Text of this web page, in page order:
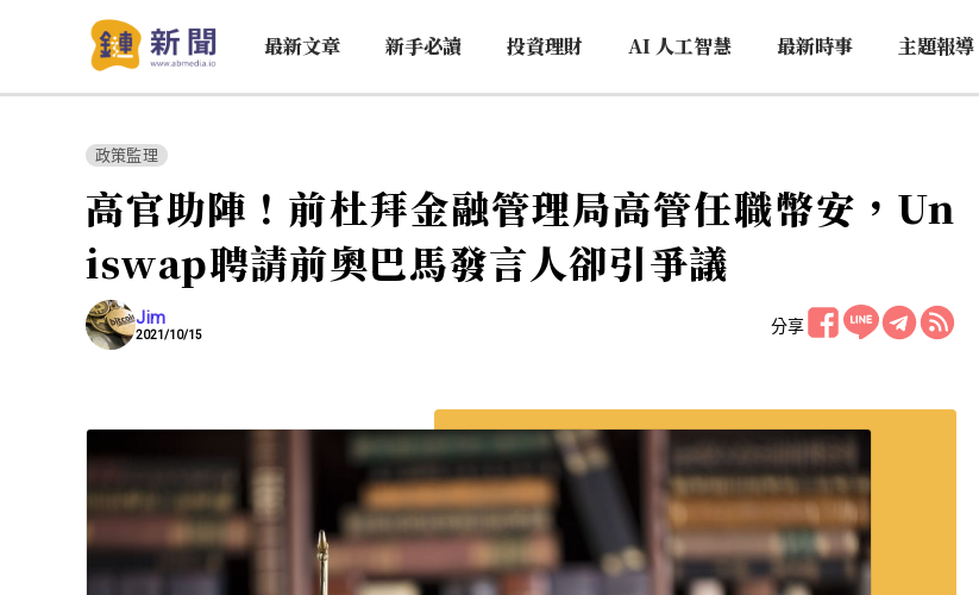
最新文章 新手必讀 投資理財 AI 人工智慧 最新時事 主題報導
政策監理
高官助陣！前杜拜金融管理局高管任職幣安，Un
iswap聘請前奧巴馬發言人卻引爭議
Jim
2021/10/15 分享